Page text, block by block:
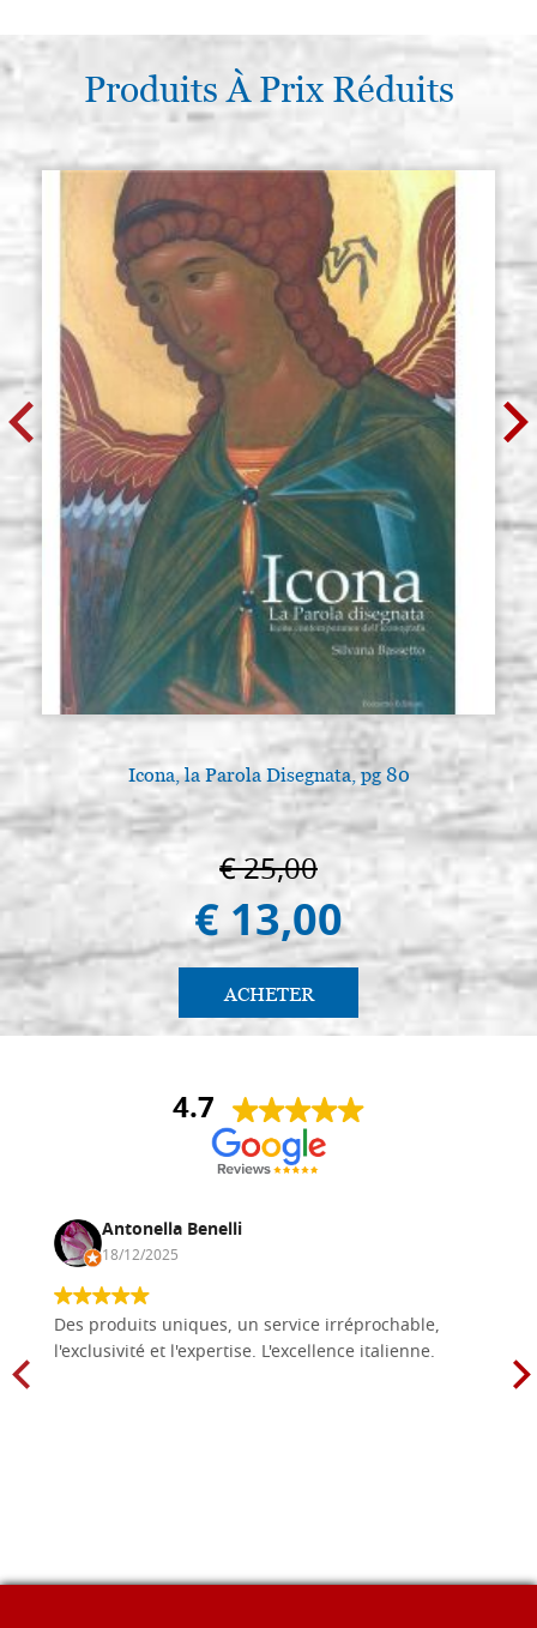
Produits À Prix Réduits
Icona, la Parola Disegnata, pg 80
€ 25,00
€ 13,00
ACHETER
4.7
Antonella Benelli
18/12/2025
Des produits uniques, un service irréprochable,
l'exclusivité et l'expertise. L'excellence italienne.